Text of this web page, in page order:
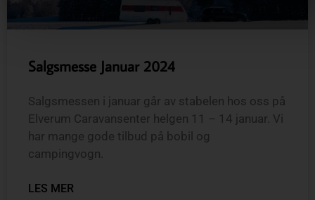
Salgsmesse Januar 2024
Salgsmessen i januar går av stabelen hos oss på
Elverum Caravansenter helgen 11 – 14 januar. Vi
har mange gode tilbud på bobil og
campingvogn.
LES MER